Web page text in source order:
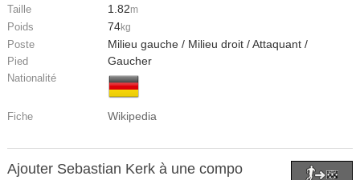
Taille 1.82m
Poids 74kg
Poste Milieu gauche / Milieu droit / Attaquant /
Pied Gaucher
Nationalité
Fiche Wikipedia
Ajouter Sebastian Kerk à une compo